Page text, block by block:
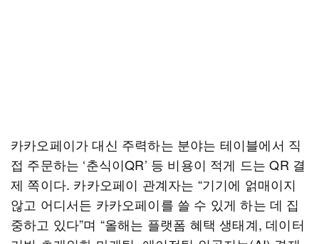
카카오페이가 대신 주력하는 분야는 테이블에서 직
접 주문하는 ‘춘식이QR’ 등 비용이 적게 드는 QR 결
제 쪽이다. 카카오페이 관계자는 “기기에 얽매이지
않고 어디서든 카카오페이를 쓸 수 있게 하는 데 집
중하고 있다”며 “올해는 플랫폼 혜택 생태계, 데이터